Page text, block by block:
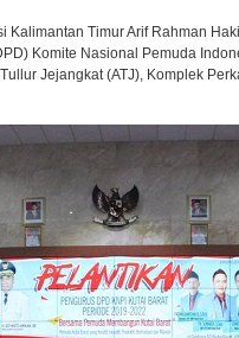
Kalimantan Timur Arif Rahman
Komite Nasional Pemuda
Jejangkat (ATJ), Komplek